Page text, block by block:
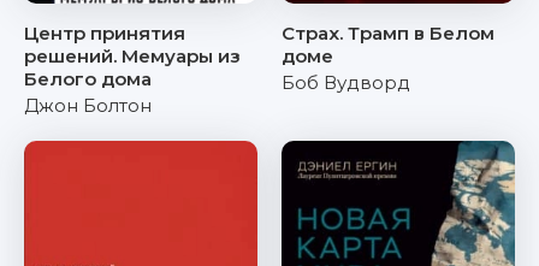
Центр принятия
решений. Мемуары из
Белого дома
Джон Болтон
Страх. Трамп в Белом
доме
Боб Вудворд